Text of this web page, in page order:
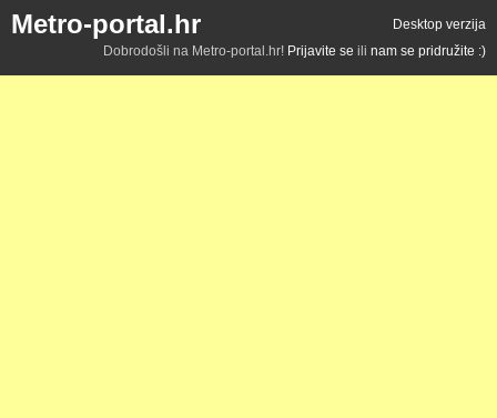
Metro-portal.hr
Desktop verzija
Dobrodošli na Metro-portal.hr! Prijavite se ili nam se pridružite :)